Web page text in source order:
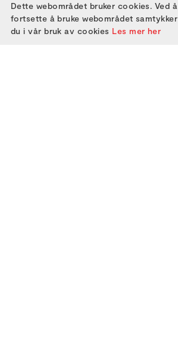
2004
2009
2014
2019
Dette webområdet bruker cookies. Ved å
fortsette å bruke webområdet samtykker
du i vår bruk av cookies Les mer her